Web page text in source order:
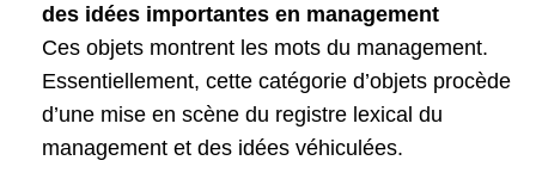
des idées importantes en management
Ces objets montrent les mots du management.
Essentiellement, cette catégorie d’objets procède
d’une mise en scène du registre lexical du
management et des idées véhiculées.